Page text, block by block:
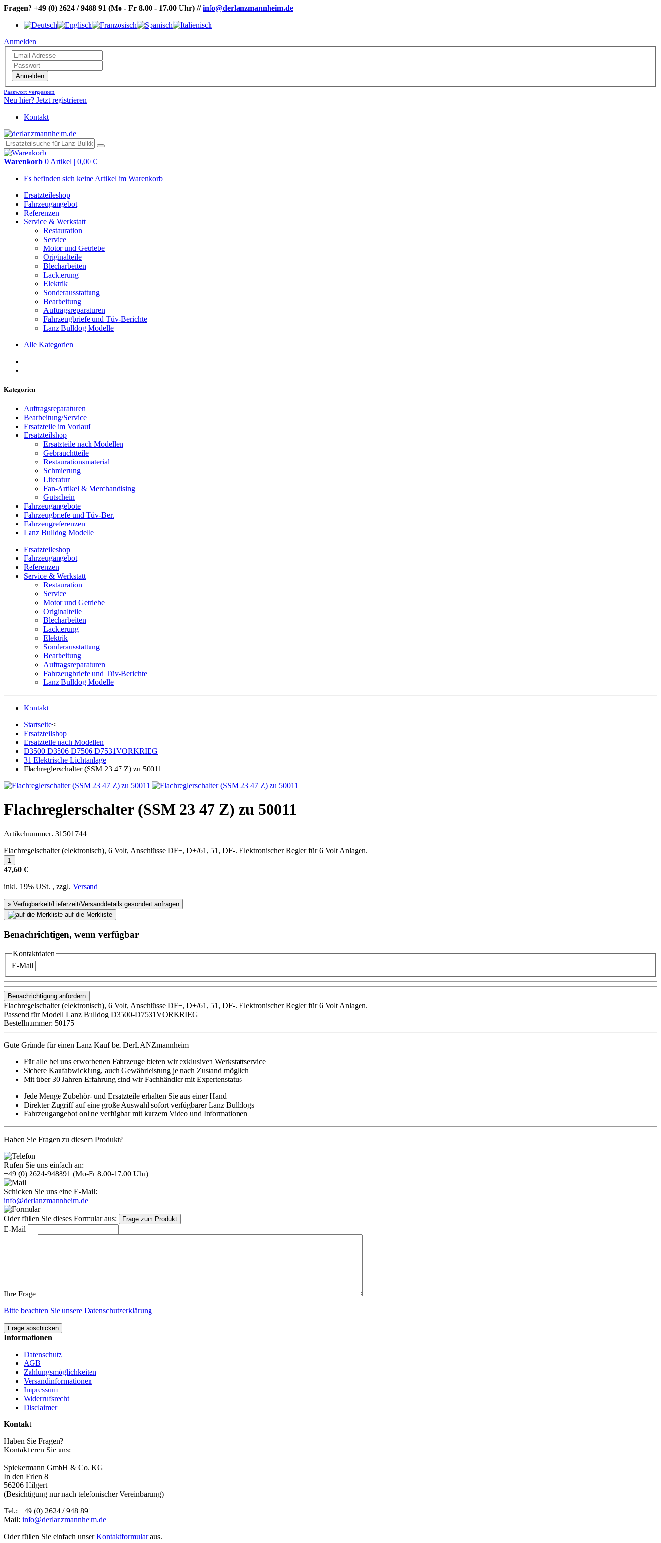
Fragen? +49 (0) 2624 / 9488 91 (Mo - Fr 8.00 - 17.00 Uhr) //info@derlanzmannheim.de
Anmelden
Anmelden
Passwort vergessen
Neu hier? Jetzt registrieren
Kontakt
Warenkorb 0 Artikel | 0,00 €
Es befinden sich keine Artikel im Warenkorb
Ersatzteileshop
Fahrzeugangebot
Referenzen
Service & Werkstatt
Restauration
Service
Motor und Getriebe
Originalteile
Blecharbeiten
Lackierung
Elektrik
Sonderausstattung
Bearbeitung
Auftragsreparaturen
Fahrzeugbriefe und Tüv-Berichte
Lanz Bulldog Modelle
Alle Kategorien
Kategorien
Auftragsreparaturen
Bearbeitung/Service
Ersatzteile im Vorlauf
Ersatzteilshop
Ersatzteile nach Modellen
Gebrauchtteile
Restaurationsmaterial
Schmierung
Literatur
Fan-Artikel & Merchandising
Gutschein
Fahrzeugangebote
Fahrzeugbriefe und Tüv-Ber.
Fahrzeugreferenzen
Lanz Bulldog Modelle
Ersatzteileshop
Fahrzeugangebot
Referenzen
Service & Werkstatt
Restauration
Service
Motor und Getriebe
Originalteile
Blecharbeiten
Lackierung
Elektrik
Sonderausstattung
Bearbeitung
Auftragsreparaturen
Fahrzeugbriefe und Tüv-Berichte
Lanz Bulldog Modelle
Kontakt
Startseite<
Ersatzteilshop
Ersatzteile nach Modellen
D3500 D3506 D7506 D7531VORKRIEG
31 Elektrische Lichtanlage
Flachreglerschalter (SSM 23 47 Z) zu 50011
Flachreglerschalter (SSM 23 47 Z) zu 50011
Artikelnummer: 31501744
Flachregelschalter (elektronisch), 6 Volt, Anschlüsse DF+, D+/61, 51, DF-. Elektronischer Regler für 6 Volt Anlagen.
47,60 €
inkl. 19% USt. , zzgl. Versand
» Verfügbarkeit/Lieferzeit/Versanddetails gesondert anfragen
auf die Merkliste
Benachrichtigen, wenn verfügbar
Kontaktdaten
E-Mail
Benachrichtigung anfordern
Flachregelschalter (elektronisch), 6 Volt, Anschlüsse DF+, D+/61, 51, DF-. Elektronischer Regler für 6 Volt Anlagen.
Passend für Modell Lanz Bulldog D3500-D7531VORKRIEG
Bestellnummer: 50175
Gute Gründe für einen Lanz Kauf bei DerLANZmannheim
Für alle bei uns erworbenen Fahrzeuge bieten wir exklusiven Werkstattservice
Sichere Kaufabwicklung, auch Gewährleistung je nach Zustand möglich
Mit über 30 Jahren Erfahrung sind wir Fachhändler mit Expertenstatus
Jede Menge Zubehör- und Ersatzteile erhalten Sie aus einer Hand
Direkter Zugriff auf eine große Auswahl sofort verfügbarer Lanz Bulldogs
Fahrzeugangebot online verfügbar mit kurzem Video und Informationen
Haben Sie Fragen zu diesem Produkt?
Rufen Sie uns einfach an:
+49 (0) 2624-948891 (Mo-Fr 8.00-17.00 Uhr)
Schicken Sie uns eine E-Mail:
info@derlanzmannheim.de
Oder füllen Sie dieses Formular aus: Frage zum Produkt
E-Mail
Ihre Frage
Bitte beachten Sie unsere Datenschutzerklärung
Frage abschicken
Informationen
Datenschutz
AGB
Zahlungsmöglichkeiten
Versandinformationen
Impressum
Widerrufsrecht
Disclaimer
Kontakt
Haben Sie Fragen?
Kontaktieren Sie uns:
Spiekermann GmbH & Co. KG
In den Erlen 8
56206 Hilgert
(Besichtigung nur nach telefonischer Vereinbarung)
Tel.: +49 (0) 2624 / 948 891
Mail: info@derlanzmannheim.de
Oder füllen Sie einfach unserKontaktformularaus.